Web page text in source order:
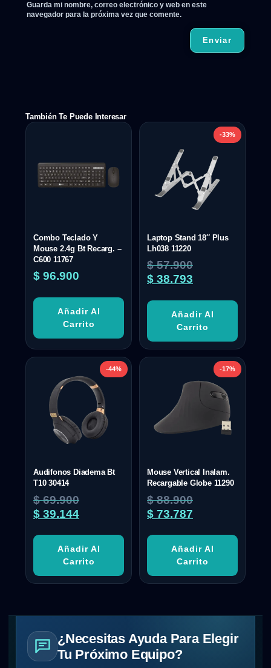
Guarda mi nombre, correo electrónico y web en este
navegador para la próxima vez que comente.
También Te Puede Interesar
Combo Teclado Y
Mouse 2.4g Bt Recarg. –
C600 11767
$ 96.900
Añadir Al
Carrito
-33%
Laptop Stand 18″ Plus
Lh038 11220
$57.900
$ 38.793
Añadir Al
Carrito
-44%
Audifonos Diadema Bt
T10 30414
$69.900
$ 39.144
Añadir Al
Carrito
-17%
Mouse Vertical Inalam.
Recargable Globe 11290
$88.900
$ 73.787
Añadir Al
Carrito
¿Necesitas Ayuda Para Elegir
Tu Próximo Equipo?